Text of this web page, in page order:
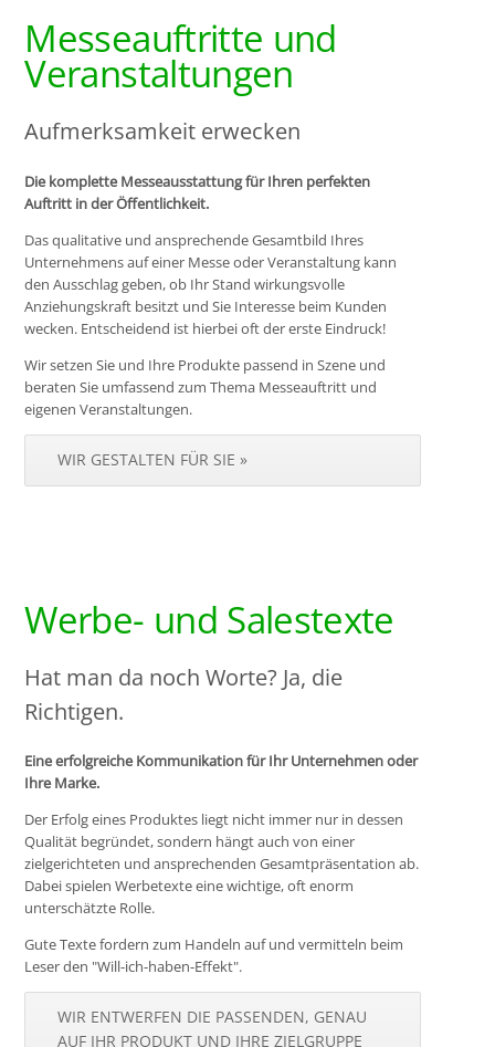
Messeauftritte und
Veranstaltungen
Aufmerksamkeit erwecken
Die komplette Messeausstattung für Ihren perfekten
Auftritt in der Öffentlichkeit.
Das qualitative und ansprechende Gesamtbild Ihres
Unternehmens auf einer Messe oder Veranstaltung kann
den Ausschlag geben, ob Ihr Stand wirkungsvolle
Anziehungskraft besitzt und Sie Interesse beim Kunden
wecken. Entscheidend ist hierbei oft der erste Eindruck!
Wir setzen Sie und Ihre Produkte passend in Szene und
beraten Sie umfassend zum Thema Messeauftritt und
eigenen Veranstaltungen.
WIR GESTALTEN FÜR SIE »
Werbe- und Salestexte
Hat man da noch Worte? Ja, die
Richtigen.
Eine erfolgreiche Kommunikation für Ihr Unternehmen oder
Ihre Marke.
Der Erfolg eines Produktes liegt nicht immer nur in dessen
Qualität begründet, sondern hängt auch von einer
zielgerichteten und ansprechenden Gesamtpräsentation ab.
Dabei spielen Werbetexte eine wichtige, oft enorm
unterschätzte Rolle.
Gute Texte fordern zum Handeln auf und vermitteln beim
Leser den "Will-ich-haben-Effekt".
WIR ENTWERFEN DIE PASSENDEN, GENAU
AUF IHR PRODUKT UND IHRE ZIELGRUPPE